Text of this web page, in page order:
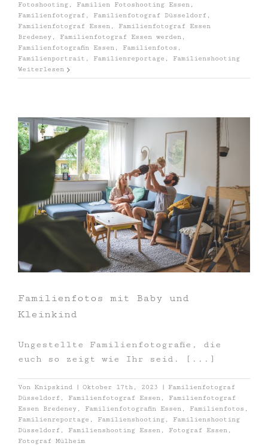
Fotoshooting , Familien Fotoshooting Essen ,
Familienfotograf , Familienfotograf Düsseldorf ,
Familienfotograf Essen , Familienfotograf Essen
Bredeney , Familienfotograf Essen werden ,
Familienfotografin Essen , Familienfotos ,
Familienportrait , Familienreportage , Familienshooting
Weiterlesen
Familienfotos mit Baby und
Kleinkind
Ungestellte Familienfotografie, die
euch so zeigt wie Ihr seid. [...]
Von Knipskind | Oktober 17th, 2023 |
Familienfotograf
Düsseldorf , Familienfotograf Essen , Familienfotograf
Essen Bredeney , Familienfotografin Essen , Familienfotos ,
Familienreportage , Familienshooting , Familienshooting
Düsseldorf , Familienshooting Essen , Fotograf Essen ,
Fotograf Mülheim